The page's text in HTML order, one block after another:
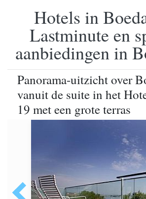
Hotels in
Lastminute en
aanbiedingen in
Panorama-uitzicht over
vanuit de suite in het
19 met een grote terras